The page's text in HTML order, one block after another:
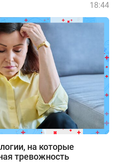
на которые
тревожность
18:44